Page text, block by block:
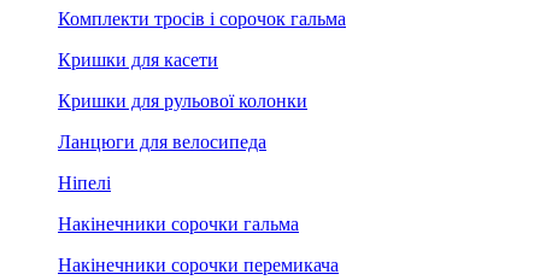
Комплекти тросів і сорочок гальма
Кришки для касети
Кришки для рульової колонки
Ланцюги для велосипеда
Ніпелі
Накінечники сорочки гальма
Накінечники сорочки перемикача